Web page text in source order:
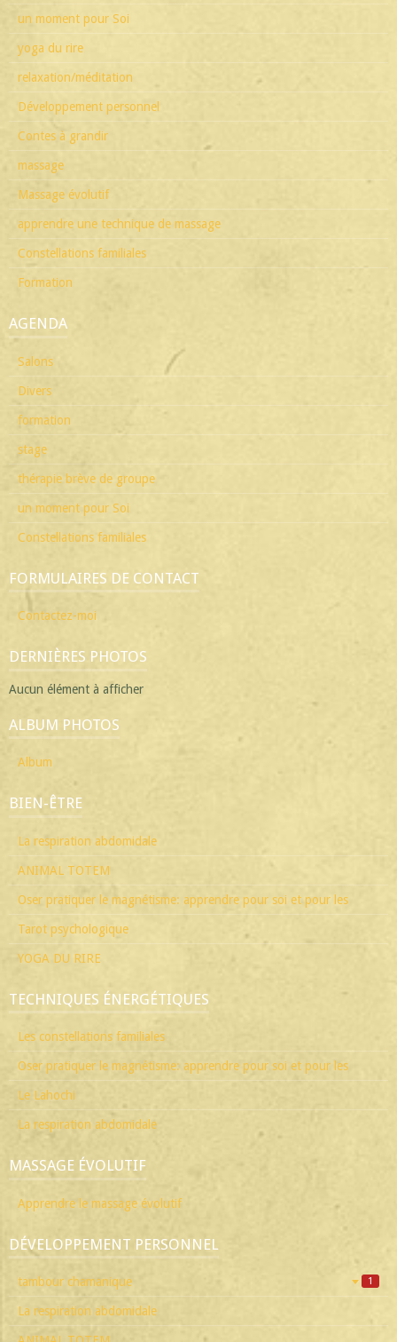
un moment pour Soi
yoga du rire
relaxation/méditation
Développement personnel
Contes à grandir
massage
Massage évolutif
apprendre une technique de massage
Constellations familiales
Formation
AGENDA
Salons
Divers
formation
stage
thérapie brève de groupe
un moment pour Soi
Constellations familiales
FORMULAIRES DE CONTACT
Contactez-moi
DERNIÈRES PHOTOS
Aucun élément à afficher
ALBUM PHOTOS
Album
BIEN-ÊTRE
La respiration abdomidale
ANIMAL TOTEM
Oser pratiquer le magnétisme: apprendre pour soi et pour les
Tarot psychologique
YOGA DU RIRE
TECHNIQUES ÉNERGÉTIQUES
Les constellations familiales
Oser pratiquer le magnétisme: apprendre pour soi et pour les
Le Lahochi
La respiration abdomidale
MASSAGE ÉVOLUTIF
Apprendre le massage évolutif
DÉVELOPPEMENT PERSONNEL
tambour chamanique 1
La respiration abdomidale